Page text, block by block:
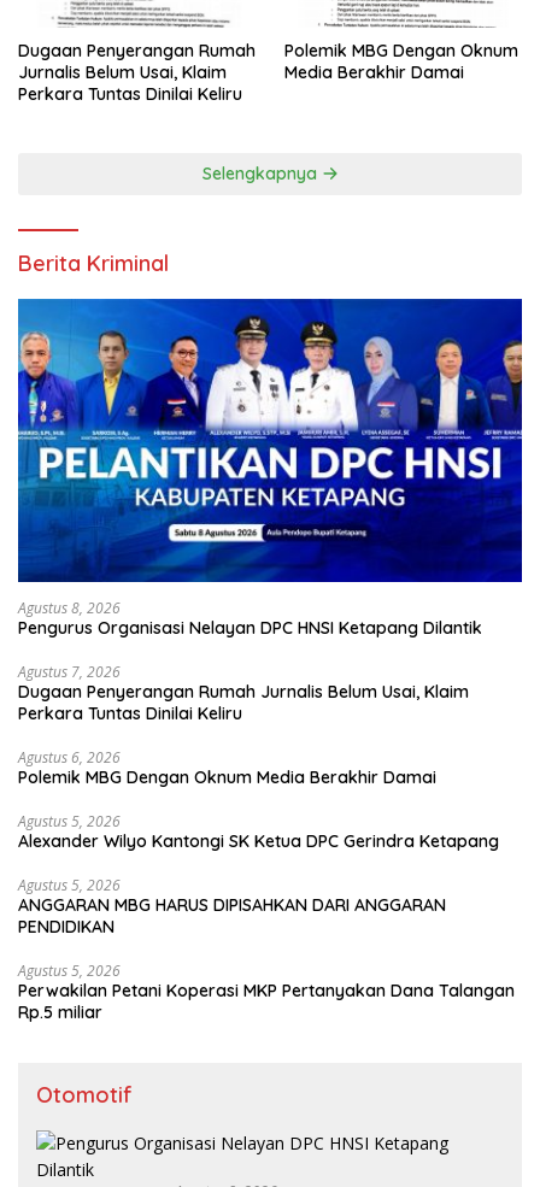
Dugaan Penyerangan Rumah
Jurnalis Belum Usai, Klaim
Perkara Tuntas Dinilai Keliru
Polemik MBG Dengan Oknum
Media Berakhir Damai
Selengkapnya
Berita Kriminal
Agustus 8, 2026
Pengurus Organisasi Nelayan DPC HNSI Ketapang Dilantik
Agustus 7, 2026
Dugaan Penyerangan Rumah Jurnalis Belum Usai, Klaim
Perkara Tuntas Dinilai Keliru
Agustus 6, 2026
Polemik MBG Dengan Oknum Media Berakhir Damai
Agustus 5, 2026
Alexander Wilyo Kantongi SK Ketua DPC Gerindra Ketapang
Agustus 5, 2026
ANGGARAN MBG HARUS DIPISAHKAN DARI ANGGARAN
PENDIDIKAN
Agustus 5, 2026
Perwakilan Petani Koperasi MKP Pertanyakan Dana Talangan
Rp.5 miliar
Otomotif